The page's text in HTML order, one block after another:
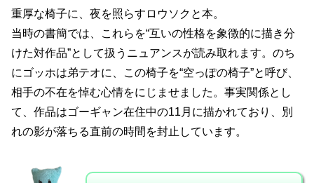
重厚な椅子に、夜を照らすロウソクと本。
当時の書簡では、これらを“互いの性格を象徴的に描き分
けた対作品”として扱うニュアンスが読み取れます。のち
にゴッホは弟テオに、この椅子を“空っぽの椅子”と呼び、
相手の不在を悼む心情をにじませました。事実関係とし
て、作品はゴーギャン在住中の11月に描かれており、別
れの影が落ちる直前の時間を封止しています。